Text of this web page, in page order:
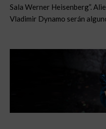
Sala Werner Heisenberg”.
Vladimir Dynamo serán